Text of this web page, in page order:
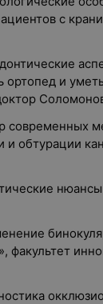
с
ортопед и
современных
и обтурации
факультет